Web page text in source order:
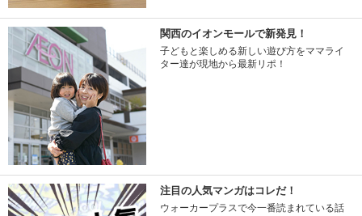
関西のイオンモールで新発見！
子どもと楽しめる新しい遊び方をママライ
ター達が現地から最新リポ！
注目の人気マンガはコレだ！
ウォーカープラスで今一番読まれている話